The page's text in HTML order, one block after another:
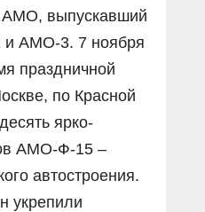
АМО, выпускавший
АМО-3. 7 ноября
праздничной
по Красной
ярко-
АМО-Ф-15 –
автостроения.
укрепили